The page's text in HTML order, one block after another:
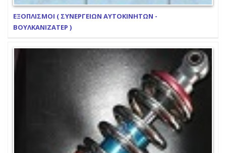
ΕΞΟΠΛΙΣΜΟΙ ( ΣΥΝΕΡΓΕΙΩΝ ΑΥΤΟΚΙΝΗΤΩΝ -
ΒΟΥΛΚΑΝΙΖΑΤΕΡ )